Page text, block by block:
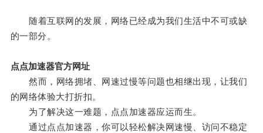
随着互联网的发展，网络已经成为我们生活中不可或缺
的一部分。
点点加速器官方网址
然而，网络拥堵、网速过慢等问题也相继出现，让我们
的网络体验大打折扣。
为了解决这一难题，点点加速器应运而生。
通过点点加速器，你可以轻松解决网速慢、访问不稳定